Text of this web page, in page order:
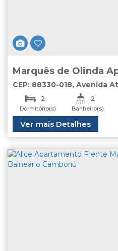
Marquês de Olinda
Mar à Venda
CEP: 88330-018, Avenida
Centro
Catarina
2
Dormitório(s)
2
Banheiro(s)
Total:
120.00
2
Vaga(s)
Ver mais Detalhes